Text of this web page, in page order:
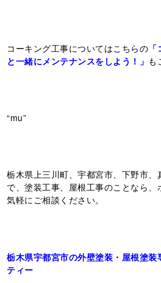
コーキング工事についてはこちらの
と一緒にメンテナンスをしよう！」 も
“mu”
栃木県上三川町、宇都宮市、下野市
で、塗装工事、屋根工事のことなら
気軽にご相談ください。
栃木県宇都宮市の外壁塗装・屋根塗
ティー